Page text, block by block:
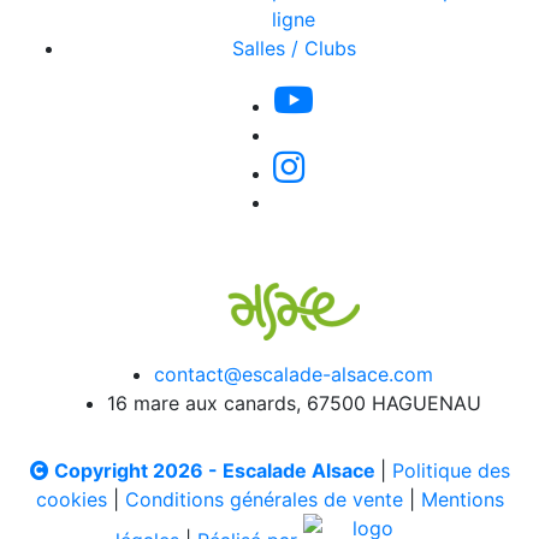
ligne
Salles / Clubs
contact@escalade-alsace.com
16 mare aux canards, 67500 HAGUENAU
Copyright 2026 - Escalade Alsace
Politique des
cookies| Conditions générales de vente| Mentions